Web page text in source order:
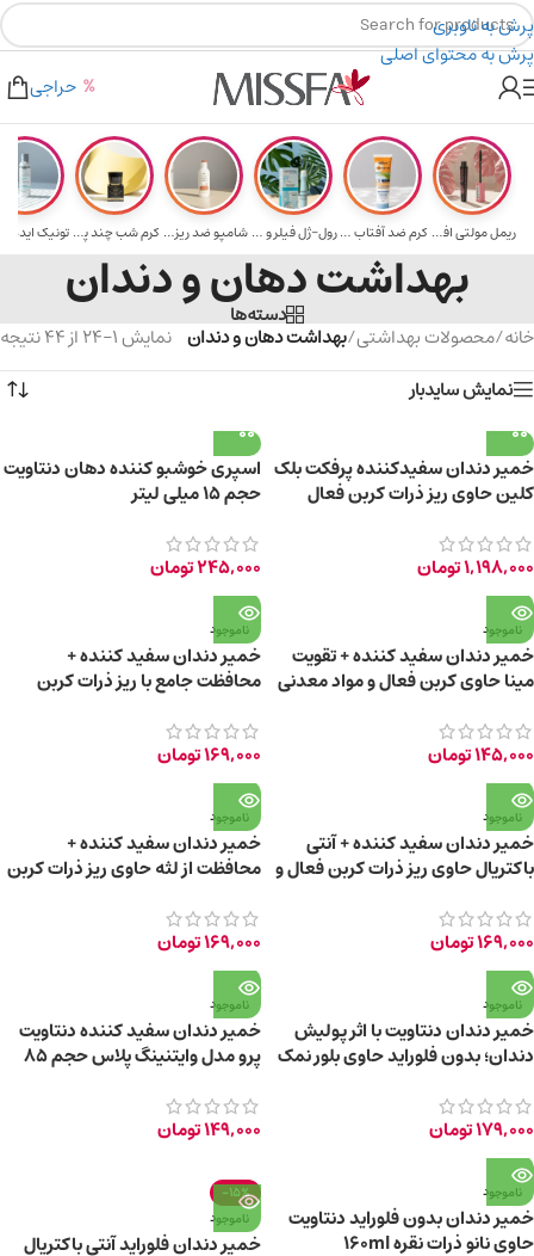
پرش به ناوبری
پرش به محتوای اصلی
۲٪ تخفیف روی سبد خرید برای روش کارت به کارت
هدیه برای خرید های بالای ۵ میلیون تومن
حراجی
ریمل مولتی افکت... کرم ضد آفتاب حا... رول-ژل فیلر و م... شامپو ضد ریزش و... کرم شب چند پپتی... تونیک ایده
بهداشت دهان و دندان
دسته‌ها
خانه/محصولات بهداشتی/بهداشت دهان و دندان نمایش 1–24 از 44 نتیجه
نمایش سایدبار
خمیر دندان سفیدکننده پرفکت بلک
کلین حاوی ریز ذرات کربن فعال
1,198,000تومان
اسپری خوشبو کننده دهان دنتاویت
حجم 15 میلی لیتر
245,000تومان
ناموجود
خمیر دندان سفید کننده + تقویت
مینا حاوی کربن فعال و مواد معدنی
145,000تومان
ناموجود
خمیر دندان سفید کننده +
محافظت جامع با ریز ذرات کربن
169,000تومان
ناموجود
خمیر دندان سفید کننده + آنتی
باکتریال حاوی ریز ذرات کربن فعال و
169,000تومان
ناموجود
خمیر دندان سفید کننده +
محافظت از لثه حاوی ریز ذرات کربن
169,000تومان
ناموجود
خمیر دندان دنتاویت با اثر پولیش
دندان؛ بدون فلوراید حاوی بلور نمک
179,000تومان
ناموجود
خمیر دندان سفید کننده دنتاویت
پرو مدل وایتنینگ پلاس حجم ۸۵
149,000تومان
ناموجود
خمیر دندان بدون فلوراید دنتاویت
حاوی نانو ذرات نقره 160ml
-15%
ناموجود
خمیر دندان فلوراید آنتی باکتریال